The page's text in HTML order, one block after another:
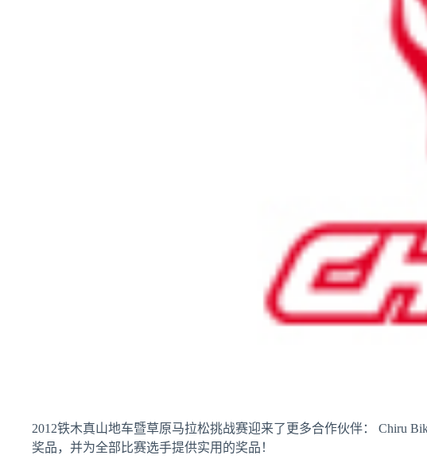
2012铁木真山地车暨草原马拉松挑战赛迎来了更多合作伙伴： Chiru
奖品，并为全部比赛选手提供实用的奖品！